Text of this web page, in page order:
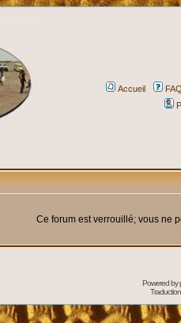
Accueil
Ce forum est verrouillé; vous ne
Powered by